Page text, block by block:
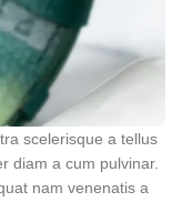
scelerisque a tellus
diam a cum pulvinar.
nam venenatis a